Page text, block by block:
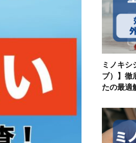
ミノキシ
ブ）】徹
たの最適